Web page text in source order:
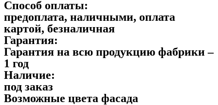
Способ оплаты:
предоплата, наличными, оплата
картой, безналичная
Гарантия:
Гарантия на всю продукцию фабрики –
1 год
Наличие:
под заказ
Возможные цвета фасада